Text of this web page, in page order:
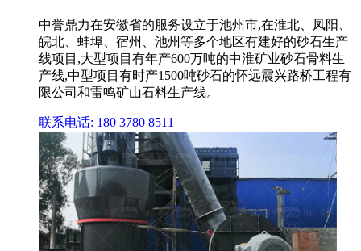
中誉鼎力在安徽省的服务设立于池州市,在淮北、凤阳、
皖北、蚌埠、宿州、池州等多个地区有建好的砂石生产
线项目,大型项目有年产600万吨的中淮矿业砂石骨料生
产线,中型项目有时产1500吨砂石的怀远震兴路桥工程有
限公司和雷鸣矿山石料生产线。
联系电话: 180 3780 8511